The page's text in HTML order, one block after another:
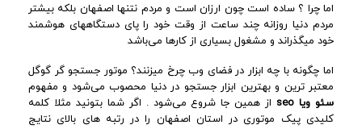
اما چرا ؟ ساده است چون ارزان است و مردم نتنها اصفهان بلکه بیشتر
مردم دنیا روزانه چند ساعت از وقت خود را پای دستگاههای هوشمند
خود میگذراند و مشغول بسیاری از کارها می‌باشد
اما چگونه با چه ابزار در فضای وب چرخ میزنند؟ موتور جستجو گر گوگل
معتبر ترین و بهترین ابزار جستجو در دنیا محصوب می‌شود و مفهوم
سئو ویا seo
از همین جا شروع می‌شود . اگر شما بتونید مثلا کلمه
کلیدی پیک موتوری در استان اصفهان را در رتبه های بالای نتایج